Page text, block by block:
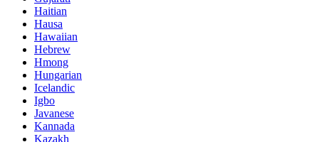
Haitian
Hausa
Hawaiian
Hebrew
Hmong
Hungarian
Icelandic
Igbo
Javanese
Kannada
Kazakh